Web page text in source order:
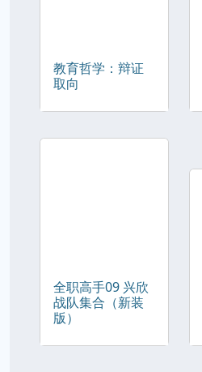
教育哲学：辩证
取向
全职高手09 兴欣
战队集合（新装
版）